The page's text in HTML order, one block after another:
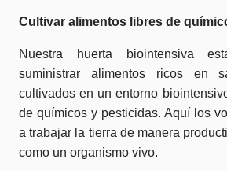
Cultivar alimentos libres de
Nuestra huerta biointensiva
suministrar alimentos ricos en
cultivados en un entorno
de químicos y pesticidas. Aquí los
a trabajar la tierra de manera
como un organismo vivo.